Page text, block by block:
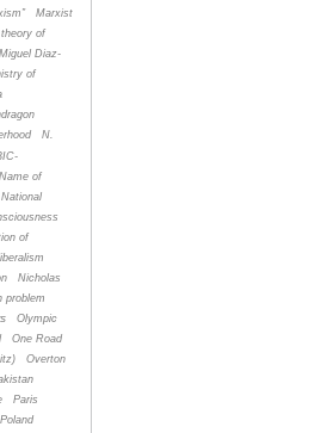
Marxist
of
Miguel Diaz-
of
N.
Name of
National
of
Nicholas
problem
Olympic
One Road
Overton
Paris
Poland